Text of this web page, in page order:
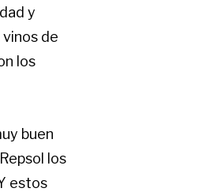
y
de
los
buen
los
estos